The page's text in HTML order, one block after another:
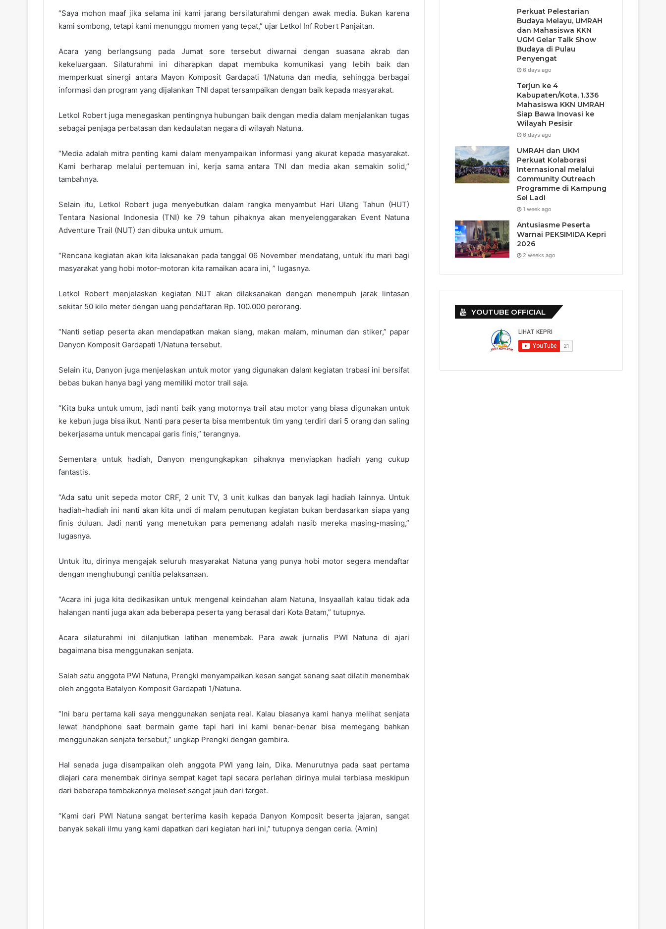
“Saya mohon maaf jika selama ini kami jarang bersilaturahmi dengan awak media. Bukan karena
kami sombong, tetapi kami menunggu momen yang tepat,” ujar Letkol Inf Robert Panjaitan.
Acara yang berlangsung pada Jumat sore tersebut diwarnai dengan suasana akrab dan
kekeluargaan. Silaturahmi ini diharapkan dapat membuka komunikasi yang lebih baik dan
memperkuat sinergi antara Mayon Komposit Gardapati 1/Natuna dan media, sehingga berbagai
informasi dan program yang dijalankan TNI dapat tersampaikan dengan baik kepada masyarakat.
Letkol Robert juga menegaskan pentingnya hubungan baik dengan media dalam menjalankan tugas
sebagai penjaga perbatasan dan kedaulatan negara di wilayah Natuna.
“Media adalah mitra penting kami dalam menyampaikan informasi yang akurat kepada masyarakat.
Kami berharap melalui pertemuan ini, kerja sama antara TNI dan media akan semakin solid,”
tambahnya.
Selain itu, Letkol Robert juga menyebutkan dalam rangka menyambut Hari Ulang Tahun (HUT)
Tentara Nasional Indonesia (TNI) ke 79 tahun pihaknya akan menyelenggarakan Event Natuna
Adventure Trail (NUT) dan dibuka untuk umum.
“Rencana kegiatan akan kita laksanakan pada tanggal 06 November mendatang, untuk itu mari bagi
masyarakat yang hobi motor-motoran kita ramaikan acara ini, ” lugasnya.
Letkol Robert menjelaskan kegiatan NUT akan dilaksanakan dengan menempuh jarak lintasan
sekitar 50 kilo meter dengan uang pendaftaran Rp. 100.000 perorang.
“Nanti setiap peserta akan mendapatkan makan siang, makan malam, minuman dan stiker,” papar
Danyon Komposit Gardapati 1/Natuna tersebut.
Selain itu, Danyon juga menjelaskan untuk motor yang digunakan dalam kegiatan trabasi ini bersifat
bebas bukan hanya bagi yang memiliki motor trail saja.
“Kita buka untuk umum, jadi nanti baik yang motornya trail atau motor yang biasa digunakan untuk
ke kebun juga bisa ikut. Nanti para peserta bisa membentuk tim yang terdiri dari 5 orang dan saling
bekerjasama untuk mencapai garis finis,” terangnya.
Sementara untuk hadiah, Danyon mengungkapkan pihaknya menyiapkan hadiah yang cukup
fantastis.
“Ada satu unit sepeda motor CRF, 2 unit TV, 3 unit kulkas dan banyak lagi hadiah lainnya. Untuk
hadiah-hadiah ini nanti akan kita undi di malam penutupan kegiatan bukan berdasarkan siapa yang
finis duluan. Jadi nanti yang menetukan para pemenang adalah nasib mereka masing-masing,”
lugasnya.
Untuk itu, dirinya mengajak seluruh masyarakat Natuna yang punya hobi motor segera mendaftar
dengan menghubungi panitia pelaksanaan.
“Acara ini juga kita dedikasikan untuk mengenal keindahan alam Natuna, Insyaallah kalau tidak ada
halangan nanti juga akan ada beberapa peserta yang berasal dari Kota Batam,” tutupnya.
Acara silaturahmi ini dilanjutkan latihan menembak. Para awak jurnalis PWI Natuna di ajari
bagaimana bisa menggunakan senjata.
Salah satu anggota PWI Natuna, Prengki menyampaikan kesan sangat senang saat dilatih menembak
oleh anggota Batalyon Komposit Gardapati 1/Natuna.
“Ini baru pertama kali saya menggunakan senjata real. Kalau biasanya kami hanya melihat senjata
lewat handphone saat bermain game tapi hari ini kami benar-benar bisa memegang bahkan
menggunakan senjata tersebut,” ungkap Prengki dengan gembira.
Hal senada juga disampaikan oleh anggota PWI yang lain, Dika. Menurutnya pada saat pertama
diajari cara menembak dirinya sempat kaget tapi secara perlahan dirinya mulai terbiasa meskipun
dari beberapa tembakannya meleset sangat jauh dari target.
“Kami dari PWI Natuna sangat berterima kasih kepada Danyon Komposit beserta jajaran, sangat
banyak sekali ilmu yang kami dapatkan dari kegiatan hari ini,” tutupnya dengan ceria. (Amin)
Perkuat Pelestarian
Budaya Melayu, UMRAH
dan Mahasiswa KKN
UGM Gelar Talk Show
Budaya di Pulau
Penyengat
6 days ago
Terjun ke 4
Kabupaten/Kota, 1.336
Mahasiswa KKN UMRAH
Siap Bawa Inovasi ke
Wilayah Pesisir
6 days ago
UMRAH dan UKM
Perkuat Kolaborasi
Internasional melalui
Community Outreach
Programme di Kampung
Sei Ladi
1 week ago
Antusiasme Peserta
Warnai PEKSIMIDA Kepri
2026
2 weeks ago
YOUTUBE OFFICIAL